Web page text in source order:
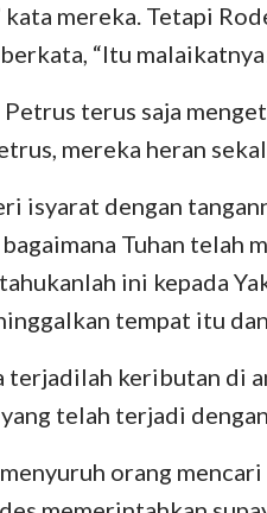
kata mereka. Tetapi
“Itu
terus saja
mereka heran
isyarat dengan
Tuhan telah
ini kepada
tempat itu
terjadilah keributan di
telah terjadi
orang